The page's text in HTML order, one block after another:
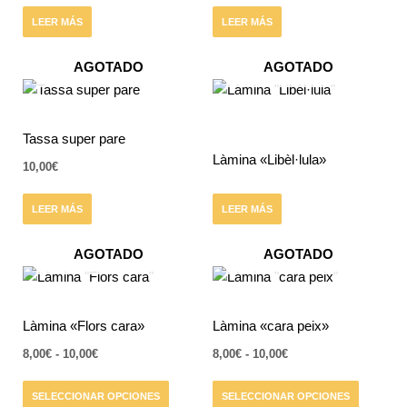
LEER MÁS LEER MÁS
AGOTADO
Tassa super pare
10,00€
LEER MÁS
AGOTADO
Làmina «Libèl·lula»
LEER MÁS
AGOTADO
Làmina «Flors cara»
8,00€ - 10,00€
Rango
8,00€
hasta
SELECCIONAR OPCIONES
Este
tiene
variantes.
Las
AGOTADO
Làmina «cara peix»
8,00€ - 10,00€
Rango
desde
8,00€
hasta
SELECCIONAR OPCIONES
Este
tiene
variantes.
Las